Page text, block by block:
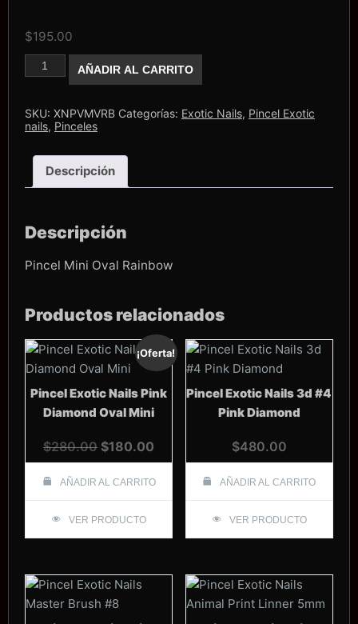
$195.00
Pincel
Exotic
Mini
Oval
cantidad
AÑADIR AL CARRITO
SKU: XNPVMVRB Categorías: Exotic Nails, Pincel Exotic
nails, Pinceles
Descripción
Descripción
Pincel Mini Oval Rainbow
Productos relacionados
¡Oferta!
Pincel Exotic Nails Pink
Diamond Oval Mini
$280.00 El
precio
original
$280.00.
$180.00
precio
actual
AÑADIR AL CARRITO
VER PRODUCTO
Pincel Exotic Nails 3d #4
Pink Diamond
$480.00
AÑADIR AL CARRITO
VER PRODUCTO